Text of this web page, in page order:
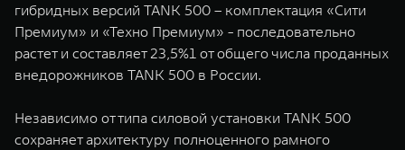
гибридных версий TANK 500 – комплектация «Сити
Премиум» и «Техно Премиум» - последовательно
растет и составляет 23,5%1 от общего числа проданных
внедорожников TANK 500 в России.
Независимо от типа силовой установки TANK 500
сохраняет архитектуру полноценного рамного